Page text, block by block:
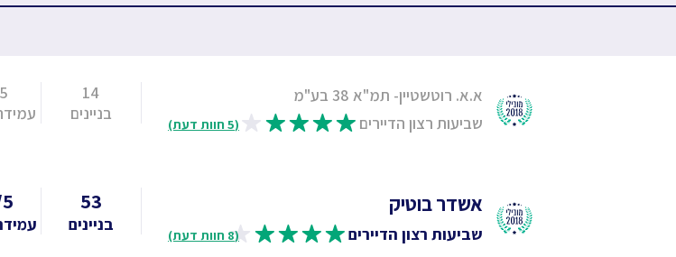
א.א. רוטשטיין- תמ"א 38 בע"מ
שביעות רצון הדיירים
(5 חוות דעת)
14
בניינים
אשדר בוטיק
שביעות רצון הדיירים (8 חוות דעת)
53
בניינים